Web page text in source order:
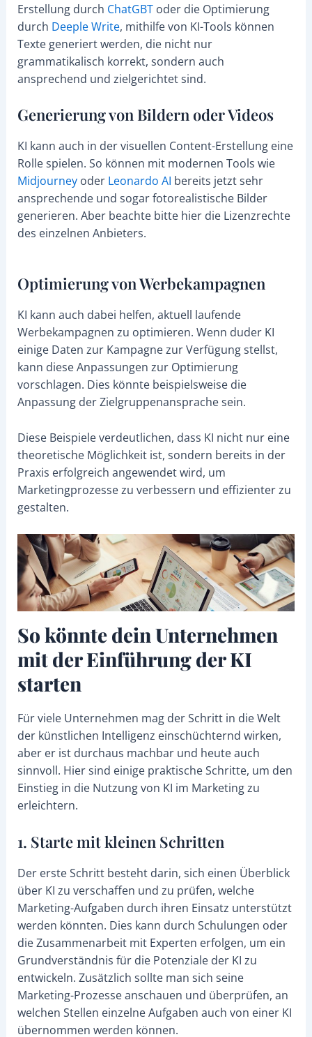
Erstellung durch ChatGBToder die Optimierung
durch Deeple Write, mithilfe von KI-Tools können
Texte generiert werden, die nicht nur
grammatikalisch korrekt, sondern auch
ansprechend und zielgerichtet sind.
Generierung von Bildern oder Videos
KI kann auch in der visuellen Content-Erstellung eine
Rolle spielen. So können mit modernen Tools wie
Midjourneyoder Leonardo AI bereits jetzt sehr
ansprechende und sogar fotorealistische Bilder
generieren. Aber beachte bitte hier die Lizenzrechte
des einzelnen Anbieters.
Optimierung von Werbekampagnen
KI kann auch dabei helfen, aktuell laufende
Werbekampagnen zu optimieren. Wenn duder KI
einige Daten zur Kampagne zur Verfügung stellst,
kann diese Anpassungen zur Optimierung
vorschlagen. Dies könnte beispielsweise die
Anpassung der Zielgruppenansprache sein.
Diese Beispiele verdeutlichen, dass KI nicht nur eine
theoretische Möglichkeit ist, sondern bereits in der
Praxis erfolgreich angewendet wird, um
Marketingprozesse zu verbessern und effizienter zu
gestalten.
So könnte dein Unternehmen
mit der Einführung der KI
starten
Für viele Unternehmen mag der Schritt in die Welt
der künstlichen Intelligenz einschüchternd wirken,
aber er ist durchaus machbar und heute auch
sinnvoll. Hier sind einige praktische Schritte, um den
Einstieg in die Nutzung von KI im Marketing zu
erleichtern.
1. Starte mit kleinen Schritten
Der erste Schritt besteht darin, sich einen Überblick
über KI zu verschaffen und zu prüfen, welche
Marketing-Aufgaben durch ihren Einsatz unterstützt
werden könnten. Dies kann durch Schulungen oder
die Zusammenarbeit mit Experten erfolgen, um ein
Grundverständnis für die Potenziale der KI zu
entwickeln. Zusätzlich sollte man sich seine
Marketing-Prozesse anschauen und überprüfen, an
welchen Stellen einzelne Aufgaben auch von einer KI
übernommen werden können.